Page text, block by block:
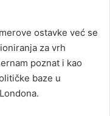
ostavke već se
za vrh
poznat i kao
baze u